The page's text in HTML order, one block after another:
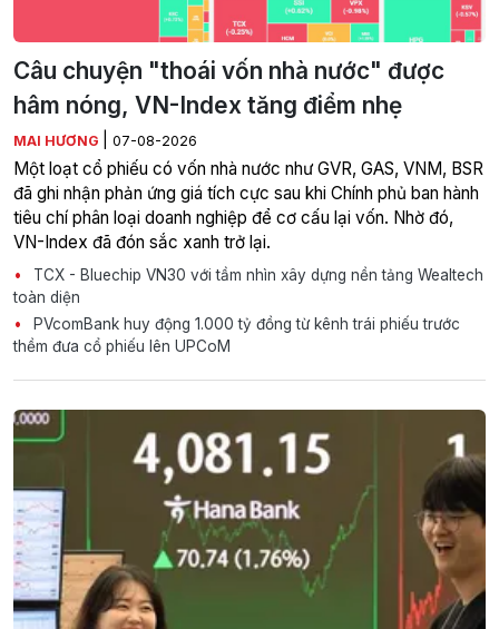
Câu chuyện "thoái vốn nhà nước" được
hâm nóng, VN-Index tăng điểm nhẹ
MAI HƯƠNG 07-08-2026
Một loạt cổ phiếu có vốn nhà nước như GVR, GAS, VNM, BSR
đã ghi nhận phản ứng giá tích cực sau khi Chính phủ ban hành
tiêu chí phân loại doanh nghiệp để cơ cấu lại vốn. Nhờ đó,
VN-Index đã đón sắc xanh trở lại.
TCX - Bluechip VN30 với tầm nhìn xây dựng nền tảng Wealtech
toàn diện
PVcomBank huy động 1.000 tỷ đồng từ kênh trái phiếu trước
thềm đưa cổ phiếu lên UPCoM